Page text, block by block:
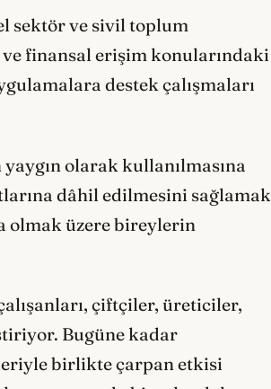
sektör ve sivil toplum
finansal erişim konularındaki
destek çalışmaları
olarak kullanılmasına
dâhil edilmesini sağlamak
olmak üzere bireylerin
çiftçiler, üreticiler,
Bugüne kadar
birlikte çarpan etkisi